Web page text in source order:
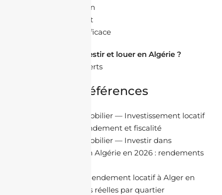
le choix du bien
l’emplacement
une gestion efficace
Vous souhaitez investir et louer en Algérie ?
Parler avec nos experts
Sources et références
Lamacta Immobilier — Investissement locatif
en Algérie : rendement et fiscalité
Lamacta Immobilier — Investir dans
l’immobilier en Algérie en 2026 : rendements
— Rendement locatif à Alger en
2026 : données réelles par quartier